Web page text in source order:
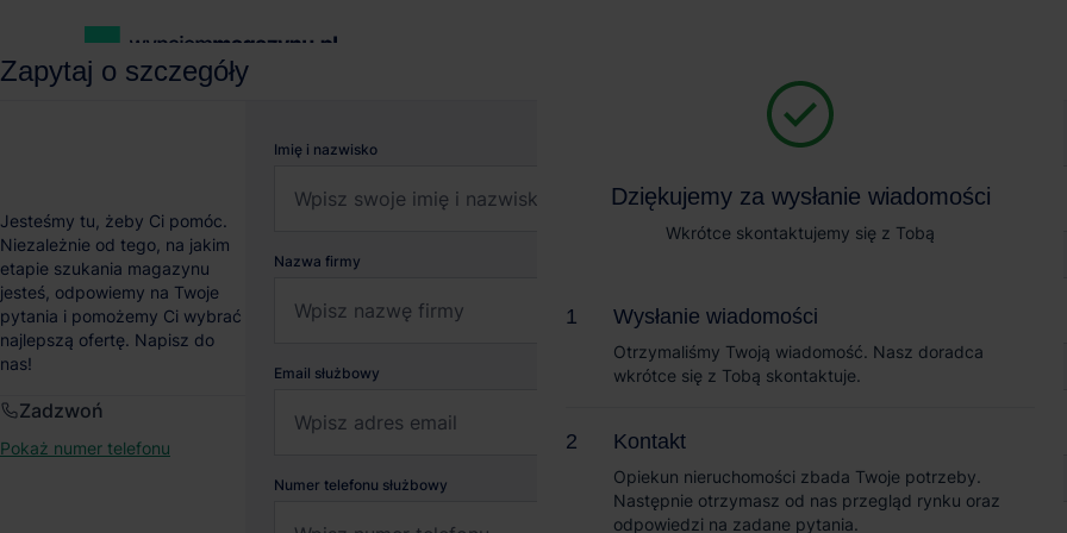
Magazyn Citylink Poznań Janikowo
Poznań, Wielkopolskie
Dziękujemy za wysłanie wiadomości
Wkrótce skontaktujemy się z Tobą
Wysłanie wiadomości
Otrzymaliśmy Twoją wiadomość. Nasz doradca
wkrótce się z Tobą skontaktuje.
Kontakt
Opiekun nieruchomości zbada Twoje potrzeby.
Następnie otrzymasz od nas przegląd rynku oraz
odpowiedzi na zadane pytania.
Zapytaj o szczegóły
Jesteśmy tu, żeby Ci pomóc.
Niezależnie od tego, na jakim
etapie szukania magazynu
jesteś, odpowiemy na Twoje
pytania i pomożemy Ci wybrać
najlepszą ofertę. Napisz do
nas!
Zadzwoń
Pokaż numer telefonu
Imię i nazwisko
Nazwa firmy
Email służbowy
Numer telefonu służbowy
Dziękujemy za wysłanie wiadomości
Wkrótce skontaktujemy się z Tobą
Wysłanie wiadomości
Otrzymaliśmy Twoją wiadomość. Nasz doradca
wkrótce się z Tobą skontaktuje.
Kontakt
Opiekun nieruchomości zbada Twoje potrzeby.
Następnie otrzymasz od nas przegląd rynku oraz
odpowiedzi na zadane pytania.